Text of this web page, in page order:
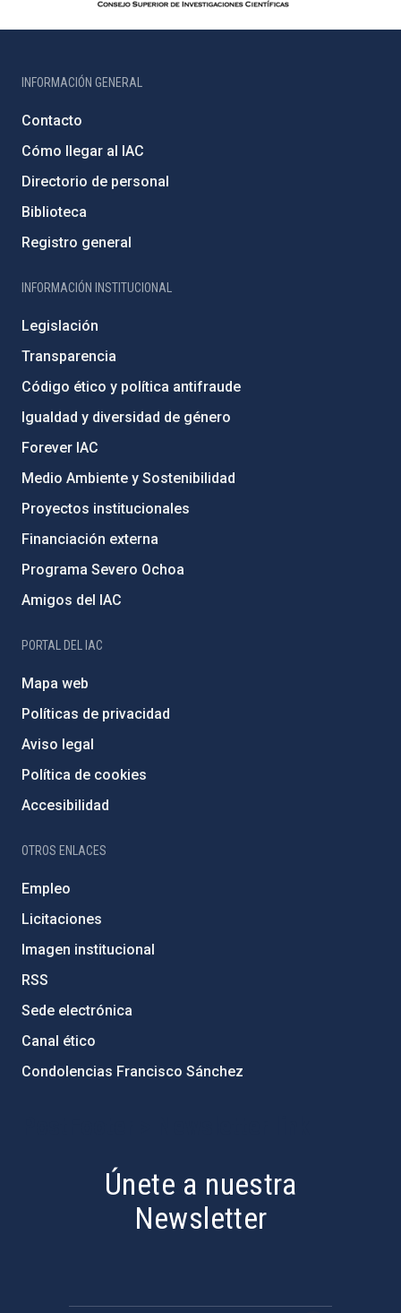
INFORMACIÓN GENERAL
Contacto
Cómo llegar al IAC
Directorio de personal
Biblioteca
Registro general
INFORMACIÓN INSTITUCIONAL
Legislación
Transparencia
Código ético y política antifraude
Igualdad y diversidad de género
Forever IAC
Medio Ambiente y Sostenibilidad
Proyectos institucionales
Financiación externa
Programa Severo Ochoa
Amigos del IAC
PORTAL DEL IAC
Mapa web
Políticas de privacidad
Aviso legal
Política de cookies
Accesibilidad
OTROS ENLACES
Empleo
Licitaciones
Imagen institucional
RSS
Sede electrónica
Canal ético
Condolencias Francisco Sánchez
Únete a nuestra
Newsletter